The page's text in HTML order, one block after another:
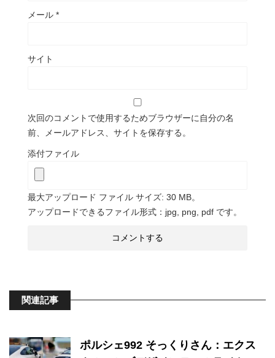
メール *
サイト
次回のコメントで使用するためブラウザーに自分の名
前、メールアドレス、サイトを保存する。
添付ファイル
最大アップロード ファイル サイズ: 30 MB。
アップロードできるファイル形式：jpg, png, pdf です。
関連記事
ポルシェ992 そっくりさん：エクス